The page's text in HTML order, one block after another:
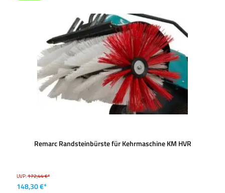
Remarc Randsteinbürste für Kehrmaschine KM HVR
UVP:172,44 €*
148,30 €*